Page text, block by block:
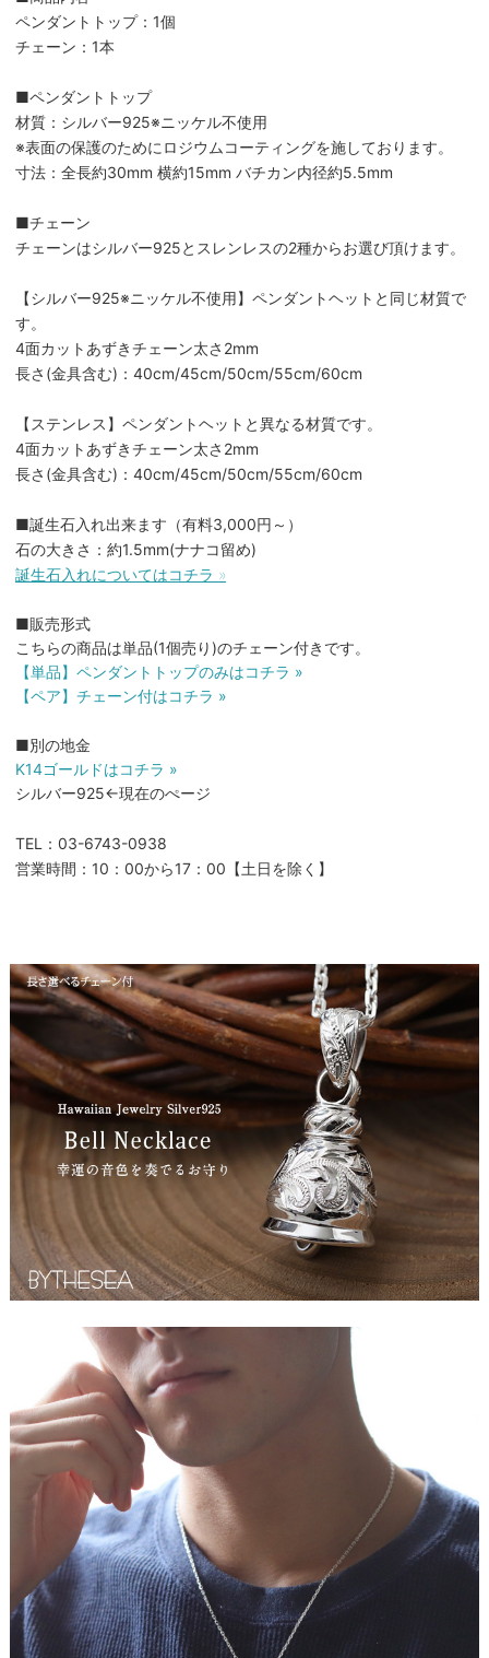
ペンダントトップ：1個
チェーン：1本
■ペンダントトップ
材質：シルバー925※ニッケル不使用
※表面の保護のためにロジウムコーティングを施しております。
寸法：全長約30mm 横約15mm バチカン内径約5.5mm
■チェーン
チェーンはシルバー925とスレンレスの2種からお選び頂けます。
【シルバー925※ニッケル不使用】ペンダントヘットと同じ材質で
す。
4面カットあずきチェーン太さ2mm
長さ(金具含む)：40cm/45cm/50cm/55cm/60cm
【ステンレス】ペンダントヘットと異なる材質です。
4面カットあずきチェーン太さ2mm
長さ(金具含む)：40cm/45cm/50cm/55cm/60cm
■誕生石入れ出来ます（有料3,000円～）
石の大きさ：約1.5mm(ナナコ留め)
誕生石入れについてはコチラ »
■販売形式
こちらの商品は単品(1個売り)のチェーン付きです。
【単品】ペンダントトップのみはコチラ »
【ペア】チェーン付はコチラ »
■別の地金
K14ゴールドはコチラ »
シルバー925←現在のぺージ
TEL：03-6743-0938
営業時間：10：00から17：00【土日を除く】